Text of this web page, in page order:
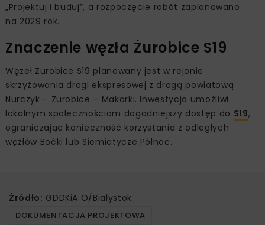
„Projektuj i buduj”, a rozpoczęcie robót zaplanowano
na 2029 rok.
Znaczenie węzła Żurobice S19
Węzeł Żurobice S19 planowany jest w rejonie
skrzyżowania drogi ekspresowej z drogą powiatową
Nurczyk – Żurobice – Makarki. Inwestycja umożliwi
lokalnym społecznościom dogodniejszy dostęp do S19,
ograniczając konieczność korzystania z odległych
węzłów Boćki lub Siemiatycze Północ.
Źródło: GDDKiA O/Białystok
DOKUMENTACJA PROJEKTOWA